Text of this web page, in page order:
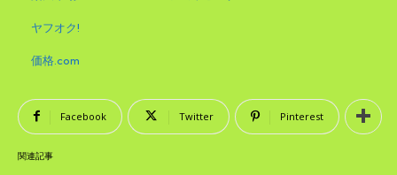
ヤフオク!
価格.com
Facebook Twitter Pinterest
関連記事